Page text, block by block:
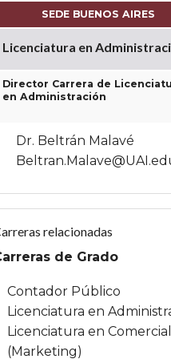
SEDE BUENOS AIRES
Licenciatura en
Director Carrera de
en Administración
Dr. Beltrán Malavé
relacionadas
de Grado
Contador Público
Licenciatura en
Licenciatura en
(Marketing)